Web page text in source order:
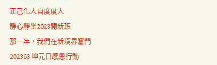
正己化人自度度人
靜心靜坐2023開新班
那一年，我們在新境界奮鬥
202363 坤元日感恩行動